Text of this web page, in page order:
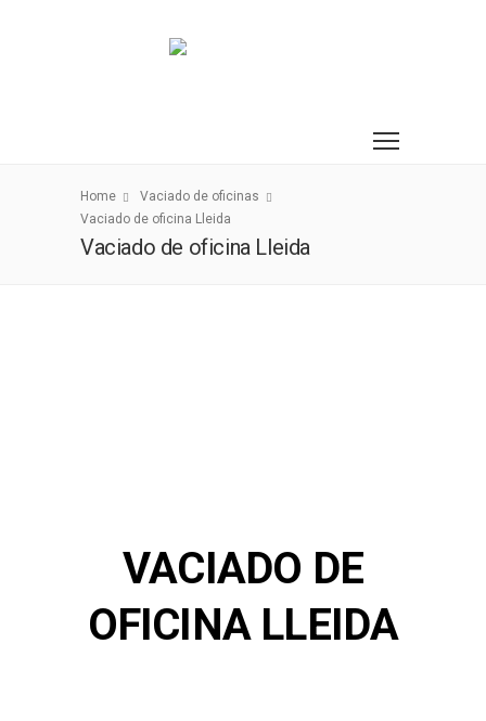
Home
Vaciado de oficinas
Vaciado de oficina Lleida
Vaciado de oficina Lleida
VACIADO DE
OFICINA LLEIDA